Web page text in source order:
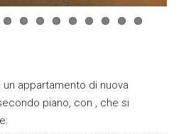
appartamento di nuova
piano, con , che si